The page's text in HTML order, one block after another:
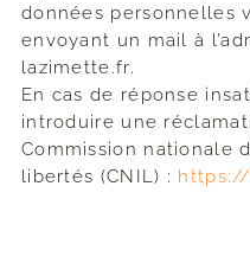
données personnelles
envoyant un mail à
lazimette.fr.
En cas de réponse
introduire une
Commission nationale
libertés (CNIL) :